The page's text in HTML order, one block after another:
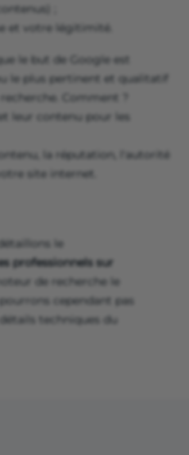
;
et votre légitimité.
le but de Google est
le plus pertinent et qualitatif
Comment ?
leur contenu pour les
la réputation, l'autorité
site internet.
le
professionnels sur
de recherche le
cependant pas
techniques du